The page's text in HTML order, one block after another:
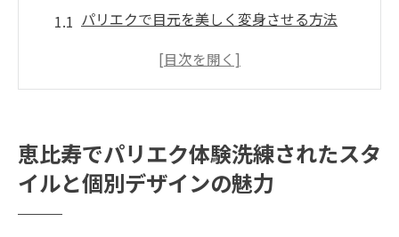
パリエクで目元を美しく変身させる方法
個別カスタマイズが可能なデザインの種類
専門家が推奨するデザイン選びのポイント
サロンでのカウンセリングの重要性
東京都渋谷区恵比寿のサロンでパリエクの華や
恵比寿でパリエク体験洗練されたスタ
イルと個別デザインの魅力